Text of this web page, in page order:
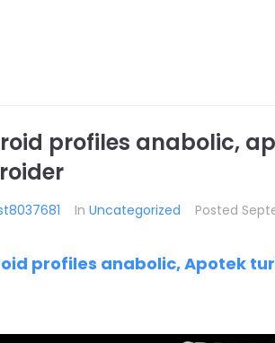
profiles anabolic,
In Uncategorized Posted
profiles anabolic, Apotek